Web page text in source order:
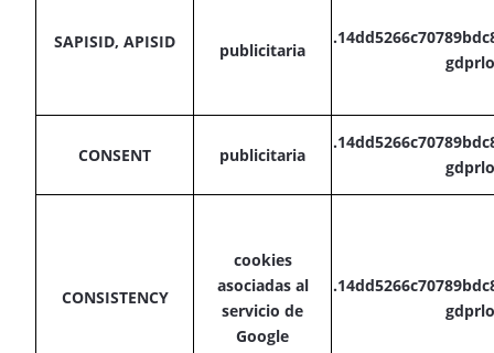
SAPISID, APISID publicitaria
CONSENT publicitaria
CONSISTENCY
cookies
asociadas al
servicio de
Google